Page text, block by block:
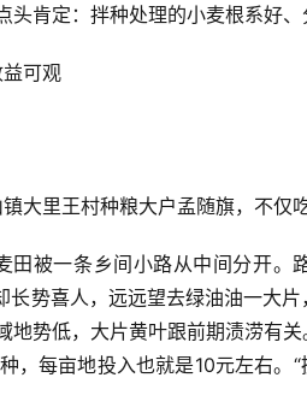
头肯定：拌种处理的小麦根系好
可观
大里王村种粮大户孟随旗，不仅
田被一条乡间小路从中间分开
长势喜人，远远望去绿油油一大
地势低，大片黄叶跟前期渍涝有
，每亩地投入也就是10元左右。